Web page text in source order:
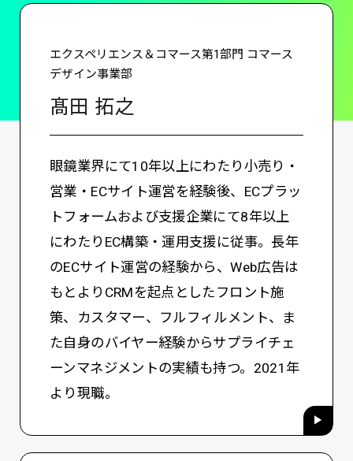
髙田 拓之
エクスペリエンス＆コマース第1部門 コマース
デザイン事業部
眼鏡業界にて10年以上にわたり小売り・
営業・ECサイト運営を経験後、ECプラッ
トフォームおよび支援企業にて8年以上
にわたりEC構築・運用支援に従事。長年
のECサイト運営の経験から、Web広告は
もとよりCRMを起点としたフロント施
策、カスタマー、フルフィルメント、ま
た自身のバイヤー経験からサプライチェ
ーンマネジメントの実績も持つ。2021年
より現職。